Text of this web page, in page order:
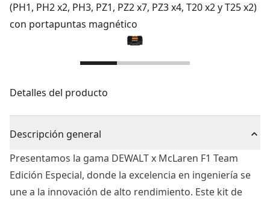
(PH1, PH2 x2, PH3, PZ1, PZ2 x7, PZ3 x4, T20 x2 y T25 x2)
con portapuntas magnético
Detalles del producto
Descripción general
Presentamos la gama DEWALT x McLaren F1 Team
Edición Especial, donde la excelencia en ingeniería se
une a la innovación de alto rendimiento. Este kit de